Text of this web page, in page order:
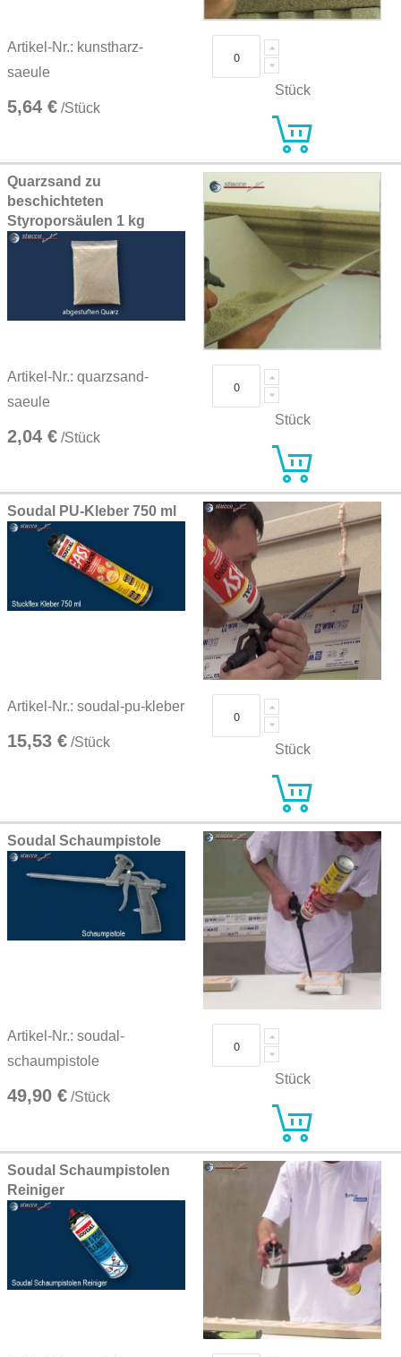
Artikel-Nr.: kunstharz-
saeule
5,64 € /Stück
Stück
Quarzsand zu
beschichteten
Styroporsäulen 1 kg
Artikel-Nr.: quarzsand-
saeule
2,04 € /Stück
Stück
Soudal PU-Kleber 750 ml
Artikel-Nr.: soudal-pu-kleber
15,53 € /Stück Stück
Soudal Schaumpistole
Artikel-Nr.: soudal-
schaumpistole
49,90 € /Stück
Stück
Soudal Schaumpistolen
Reiniger